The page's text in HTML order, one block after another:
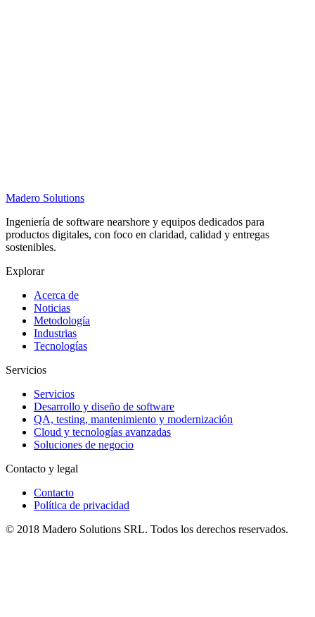
Madero Solutions
Ingeniería de software nearshore y equipos dedicados para
productos digitales, con foco en claridad, calidad y entregas
sostenibles.
Explorar
Acerca de
Noticias
Metodología
Industrias
Tecnologías
Servicios
Servicios
Desarrollo y diseño de software
QA, testing, mantenimiento y modernización
Cloud y tecnologías avanzadas
Soluciones de negocio
Contacto y legal
Contacto
Política de privacidad
© 2018 Madero Solutions SRL. Todos los derechos reservados.